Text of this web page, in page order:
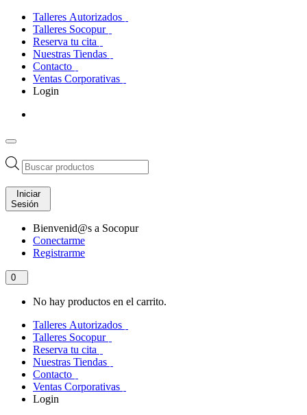
Talleres Autorizados
Talleres Socopur
Reserva tu cita
Nuestras Tiendas
Contacto
Ventas Corporativas
Login
Búsqueda
de
productos
Iniciar
Sesión
Bienvenid@s a Socopur
Conectarme
Registrarme
0
No hay productos en el carrito.
Talleres Autorizados
Talleres Socopur
Reserva tu cita
Nuestras Tiendas
Contacto
Ventas Corporativas
Login